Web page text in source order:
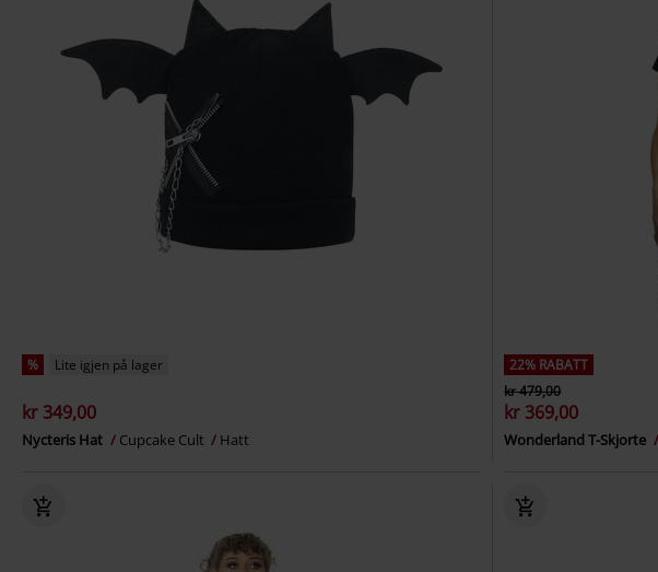
% Lite igjen på lager
kr 349,00
Nycteris Hat Cupcake Cult Hatt
22% RABATT
kr 479,00
kr 369,00
Wonderland T-Skjorte